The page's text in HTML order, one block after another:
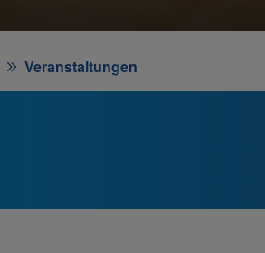
Veranstaltungen